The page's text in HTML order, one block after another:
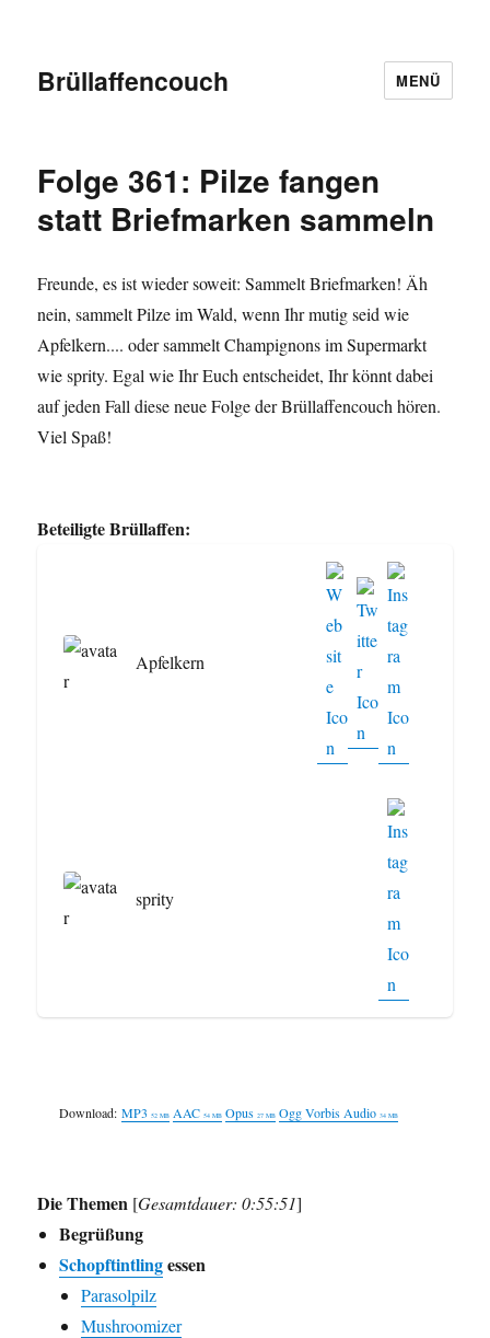
Brüllaffencouch MENÜ
Folge 361: Pilze fangen
statt Briefmarken sammeln
Freunde, es ist wieder soweit: Sammelt Briefmarken! Äh
nein, sammelt Pilze im Wald, wenn Ihr mutig seid wie
Apfelkern.... oder sammelt Champignons im Supermarkt
wie sprity. Egal wie Ihr Euch entscheidet, Ihr könnt dabei
auf jeden Fall diese neue Folge der Brüllaffencouch hören.
Viel Spaß!
Beteiligte Brüllaffen:
Apfelkern
sprity
Download: MP3 52 MB AAC 54 MB Opus 27 MB Ogg Vorbis Audio 34 MB
Die Themen [Gesamtdauer: 0:55:51]
Begrüßung
Schopftintlingessen
Parasolpilz
Mushroomizer